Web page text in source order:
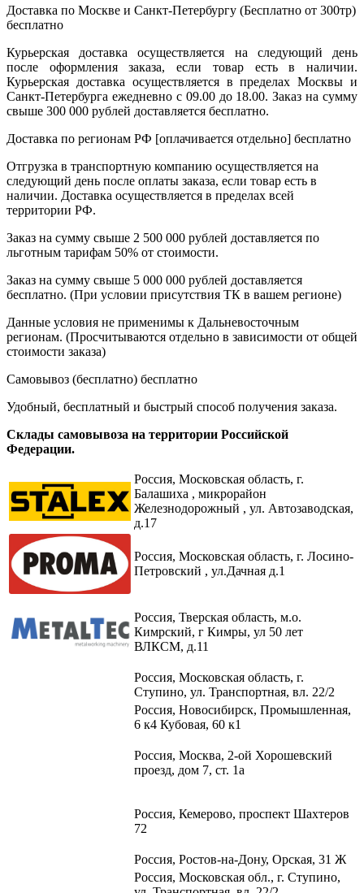
Доставка по Москве и Санкт-Петербургу (Бесплатно от 300тр)
бесплатно
Курьерская доставка осуществляется на следующий день
после оформления заказа, если товар есть в наличии.
Курьерская доставка осуществляется в пределах Москвы и
Санкт-Петербурга ежедневно с 09.00 до 18.00. Заказ на сумму
свыше 300 000 рублей доставляется бесплатно.
Доставка по регионам РФ [оплачивается отдельно] бесплатно
Отгрузка в транспортную компанию осуществляется на
следующий день после оплаты заказа, если товар есть в
наличии. Доставка осуществляется в пределах всей
территории РФ.
Заказ на сумму свыше 2 500 000 рублей доставляется по
льготным тарифам 50% от стоимости.
Заказ на сумму свыше 5 000 000 рублей доставляется
бесплатно. (При условии присутствия ТК в вашем регионе)
Данные условия не применимы к Дальневосточным
регионам. (Просчитываются отдельно в зависимости от общей
стоимости заказа)
Самовывоз (бесплатно) бесплатно
Удобный, бесплатный и быстрый способ получения заказа.
Склады самовывоза на территории Российской
Федерации.
Россия, Московская область, г.
Балашиха , микрорайон
Железнодорожный , ул. Автозаводская,
д.17
Россия, Московская область, г. Лосино-
Петровский , ул.Дачная д.1
Россия, Тверская область, м.о.
Кимрский, г Кимры, ул 50 лет
ВЛКСМ, д.11
Россия, Московская область, г.
Ступино, ул. Транспортная, вл. 22/2​
Россия, Новосибирск, Промышленная,
6 к4 Кубовая, 60 к1​
Россия, Москва, 2-ой Хорошевский
проезд, дом 7, ст. 1а
Россия, Кемерово, проспект Шахтеров
72
Россия, Ростов-на-Дону, Орская, 31 Ж
Россия, Московская обл., г. Ступино,